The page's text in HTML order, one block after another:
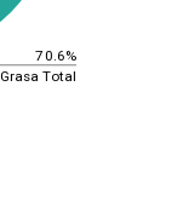
70.6%
Grasa Total